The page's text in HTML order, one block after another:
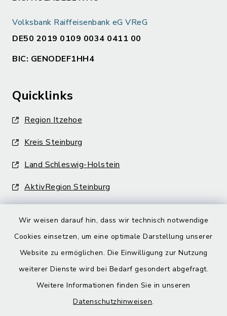
Wir weisen darauf hin, dass wir technisch notwendige
Cookies einsetzen, um eine optimale Darstellung unserer
Website zu ermöglichen. Die Einwilligung zur Nutzung
weiterer Dienste wird bei Bedarf gesondert abgefragt.
Weitere Informationen finden Sie in unseren
Datenschutzhinweisen.
Volksbank Raiffeisenbank eG VReG
DE50 2019 0109 0034 0411 00
BIC: GENODEF1HH4
Quicklinks
Region Itzehoe
Kreis Steinburg
Land Schleswig-Holstein
AktivRegion Steinburg
Barrierefreiheit